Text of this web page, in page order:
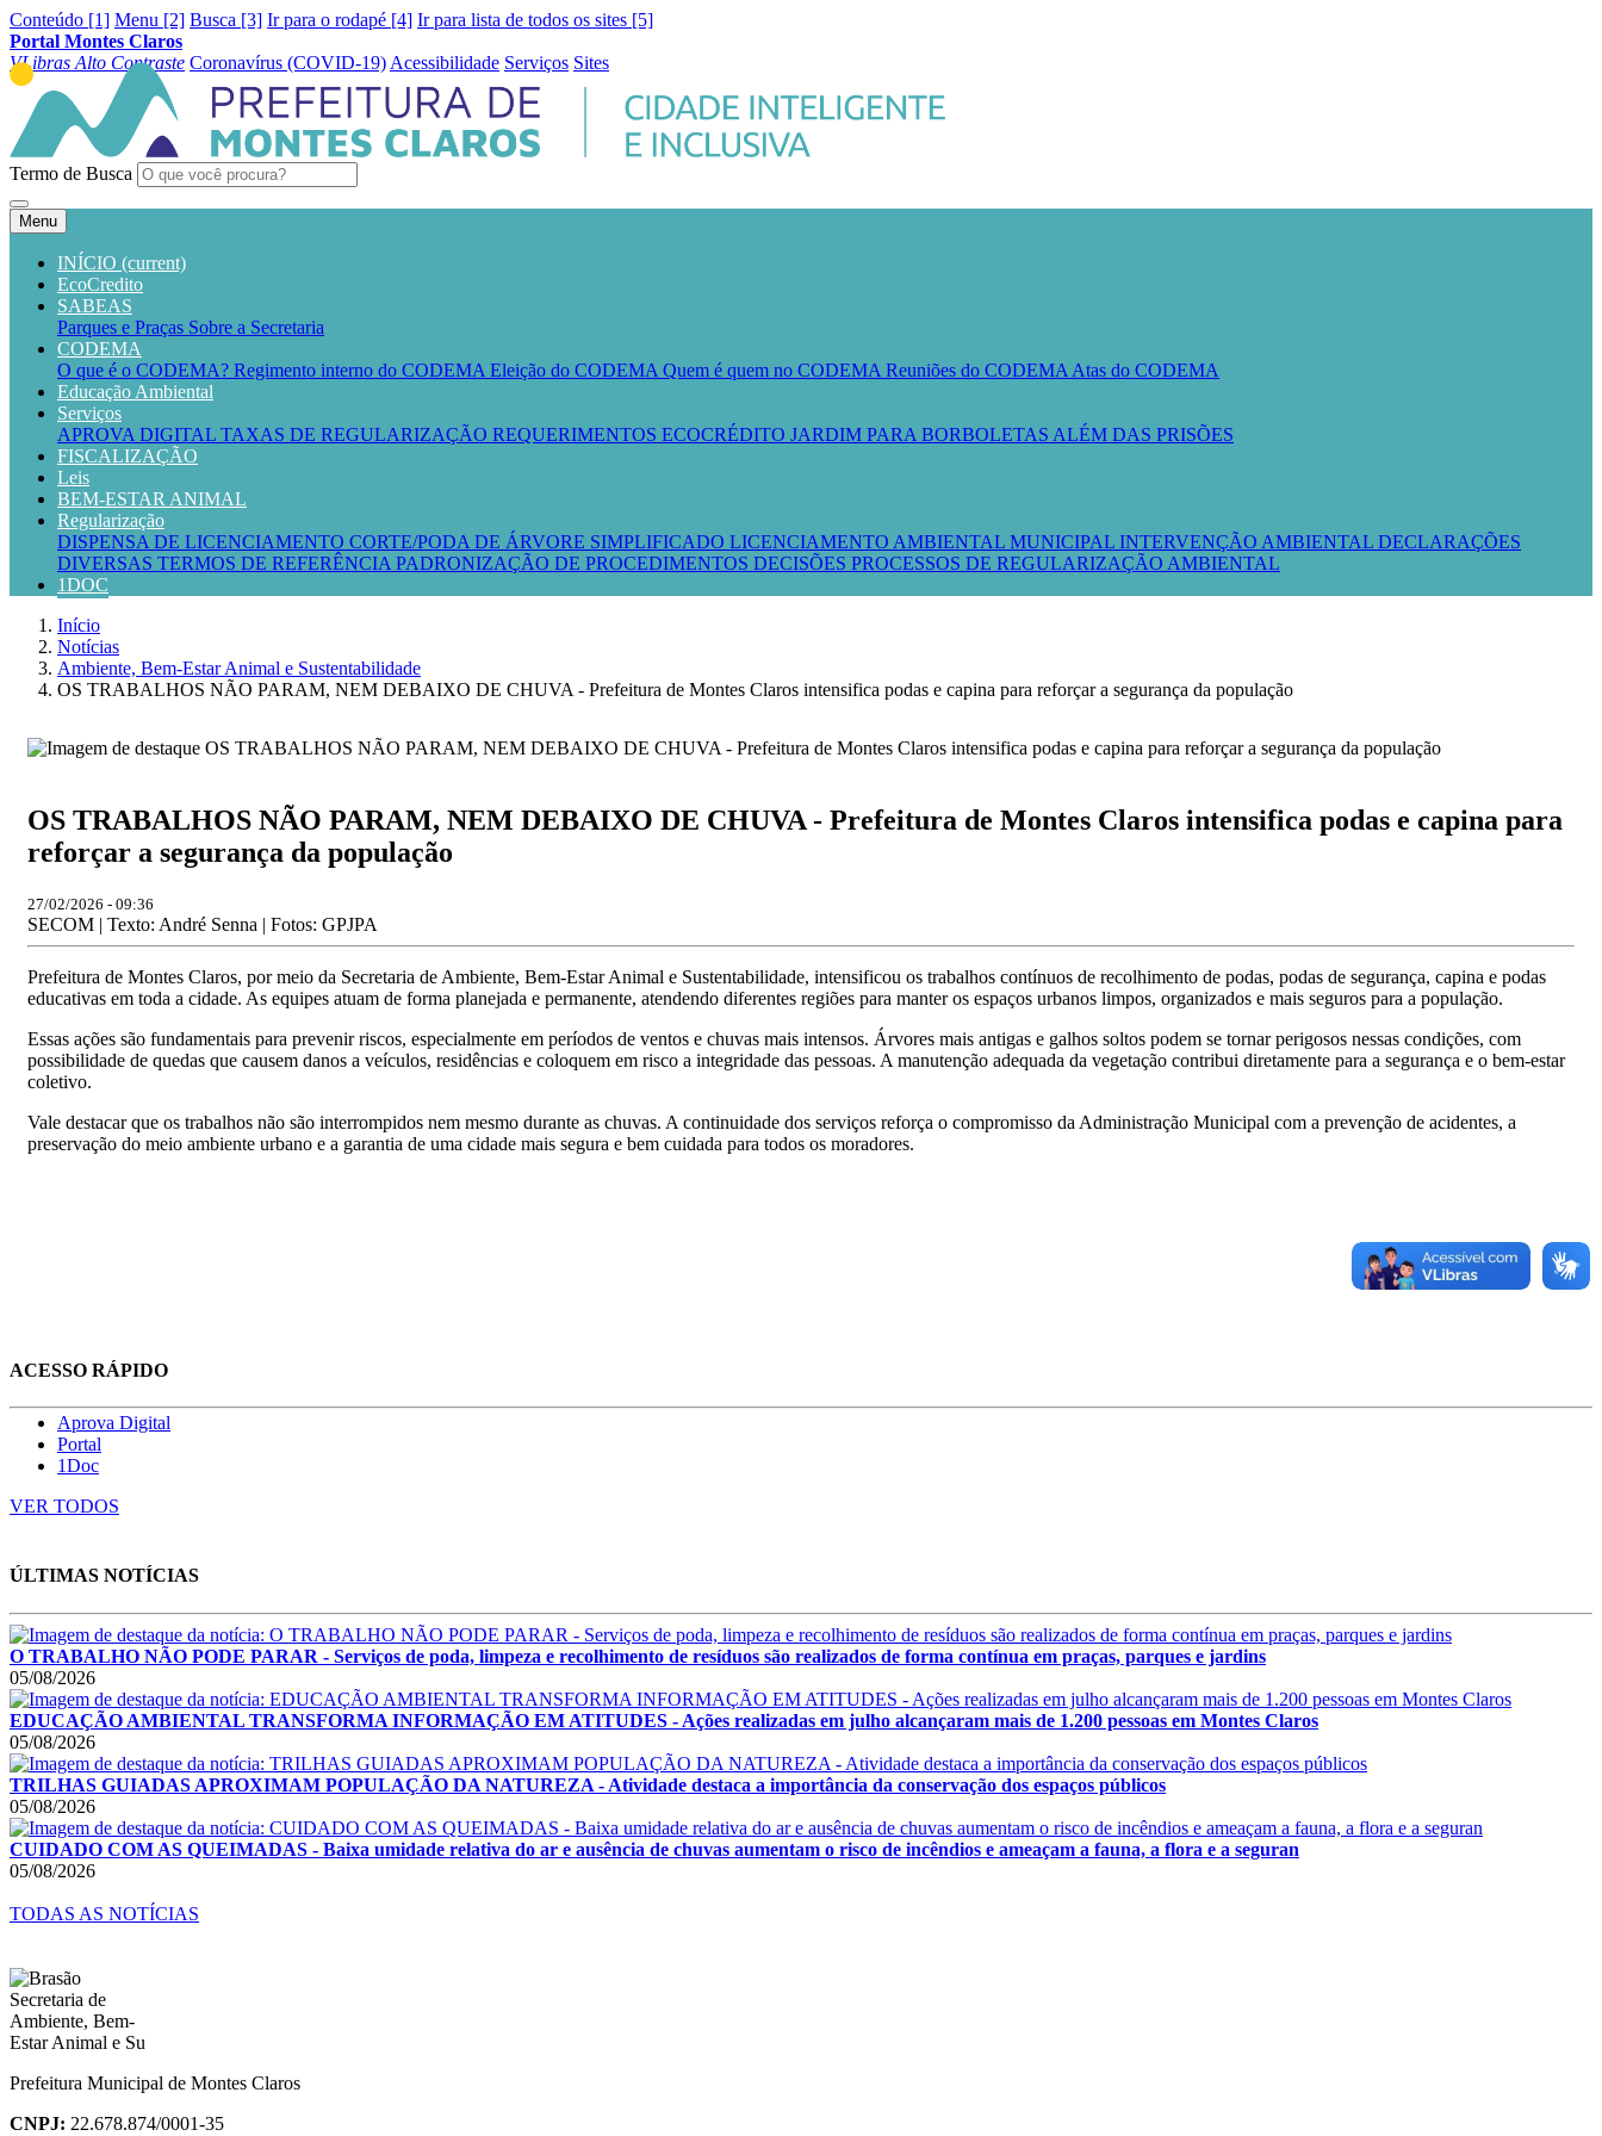
Conteúdo [1] Menu [2] Busca [3] Ir para o rodapé [4] Ir para lista de todos os sites [5]
Portal Montes Claros
VLibras Alto Contraste Coronavírus (COVID-19) Acessibilidade Serviços Sites
Termo de Busca
Menu
INÍCIO (current)
EcoCredito
SABEAS
Parques e Praças Sobre a Secretaria
CODEMA
O que é o CODEMA? Regimento interno do CODEMA Eleição do CODEMA Quem é quem no CODEMA Reuniões do CODEMA Atas do CODEMA
Educação Ambiental
Serviços
APROVA DIGITAL TAXAS DE REGULARIZAÇÃO REQUERIMENTOS ECOCRÉDITO JARDIM PARA BORBOLETAS ALÉM DAS PRISÕES
FISCALIZAÇÃO
Leis
BEM-ESTAR ANIMAL
Regularização
DISPENSA DE LICENCIAMENTO CORTE/PODA DE ÁRVORE SIMPLIFICADO LICENCIAMENTO AMBIENTAL MUNICIPAL INTERVENÇÃO AMBIENTAL DECLARAÇÕES
DIVERSAS TERMOS DE REFERÊNCIA PADRONIZAÇÃO DE PROCEDIMENTOS DECISÕES PROCESSOS DE REGULARIZAÇÃO AMBIENTAL
1DOC
Início
Notícias
Ambiente, Bem-Estar Animal e Sustentabilidade
OS TRABALHOS NÃO PARAM, NEM DEBAIXO DE CHUVA - Prefeitura de Montes Claros intensifica podas e capina para reforçar a segurança da população
OS TRABALHOS NÃO PARAM, NEM DEBAIXO DE CHUVA - Prefeitura de Montes Claros intensifica podas e capina para
reforçar a segurança da população
27/02/2026 - 09:36
SECOM | Texto: André Senna | Fotos: GPJPA
Prefeitura de Montes Claros, por meio da Secretaria de Ambiente, Bem-Estar Animal e Sustentabilidade, intensificou os trabalhos contínuos de recolhimento de podas, podas de segurança, capina e podas
educativas em toda a cidade. As equipes atuam de forma planejada e permanente, atendendo diferentes regiões para manter os espaços urbanos limpos, organizados e mais seguros para a população.
Essas ações são fundamentais para prevenir riscos, especialmente em períodos de ventos e chuvas mais intensos. Árvores mais antigas e galhos soltos podem se tornar perigosos nessas condições, com
possibilidade de quedas que causem danos a veículos, residências e coloquem em risco a integridade das pessoas. A manutenção adequada da vegetação contribui diretamente para a segurança e o bem-estar
coletivo.
Vale destacar que os trabalhos não são interrompidos nem mesmo durante as chuvas. A continuidade dos serviços reforça o compromisso da Administração Municipal com a prevenção de acidentes, a
preservação do meio ambiente urbano e a garantia de uma cidade mais segura e bem cuidada para todos os moradores.
ACESSO RÁPIDO
Aprova Digital
Portal
1Doc
VER TODOS
ÚLTIMAS NOTÍCIAS
O TRABALHO NÃO PODE PARAR - Serviços de poda, limpeza e recolhimento de resíduos são realizados de forma contínua em praças, parques e jardins
05/08/2026
EDUCAÇÃO AMBIENTAL TRANSFORMA INFORMAÇÃO EM ATITUDES - Ações realizadas em julho alcançaram mais de 1.200 pessoas em Montes Claros
05/08/2026
TRILHAS GUIADAS APROXIMAM POPULAÇÃO DA NATUREZA - Atividade destaca a importância da conservação dos espaços públicos
05/08/2026
CUIDADO COM AS QUEIMADAS - Baixa umidade relativa do ar e ausência de chuvas aumentam o risco de incêndios e ameaçam a fauna, a flora e a seguran
05/08/2026
TODAS AS NOTÍCIAS
Prefeitura Municipal de Montes Claros
CNPJ: 22.678.874/0001-35